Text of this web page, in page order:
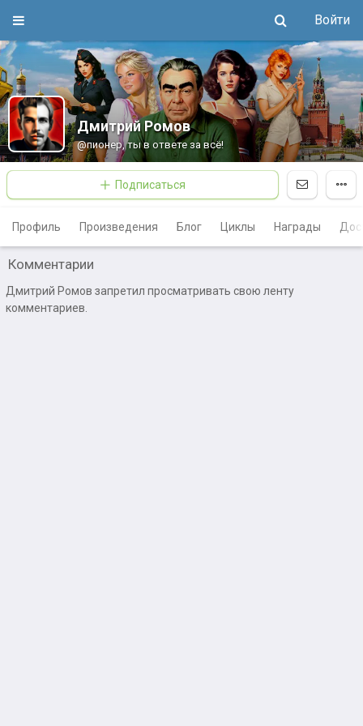
Войти
Дмитрий Ромов
@пионeр, ты в ответе за всё!
Подписаться
Профиль Произведения Блог Циклы Награды
Комментарии
Дмитрий Ромов запретил просматривать свою ленту
комментариев.